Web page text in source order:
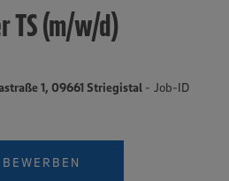
TS (m/w/d)
1, 09661 Striegistal - Job-ID